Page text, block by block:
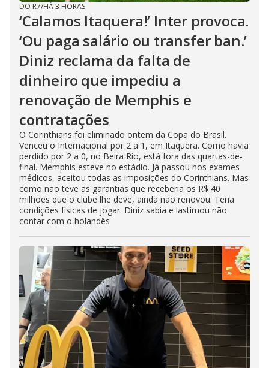
DO R7/HÁ 3 HORAS
‘Calamos Itaquera!’ Inter provoca.
‘Ou paga salário ou transfer ban.’
Diniz reclama da falta de
dinheiro que impediu a
renovação de Memphis e
contratações
O Corinthians foi eliminado ontem da Copa do Brasil.
Venceu o Internacional por 2 a 1, em Itaquera. Como havia
perdido por 2 a 0, no Beira Rio, está fora das quartas-de-
final. Memphis esteve no estádio. Já passou nos exames
médicos, aceitou todas as imposições do Corinthians. Mas
como não teve as garantias que receberia os R$ 40
milhões que o clube lhe deve, ainda não renovou. Teria
condições físicas de jogar. Diniz sabia e lastimou não
contar com o holandês